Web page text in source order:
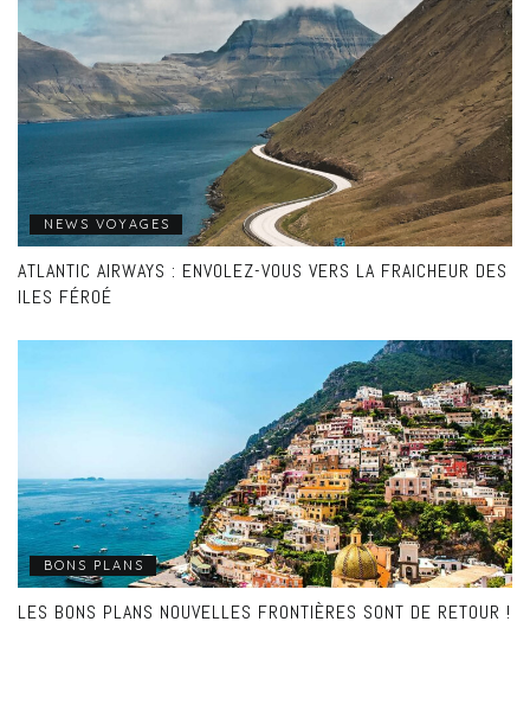
NEWS VOYAGES
ATLANTIC AIRWAYS : ENVOLEZ-VOUS VERS LA FRAICHEUR DES
ILES FÉROÉ
BONS PLANS
LES BONS PLANS NOUVELLES FRONTIÈRES SONT DE RETOUR !